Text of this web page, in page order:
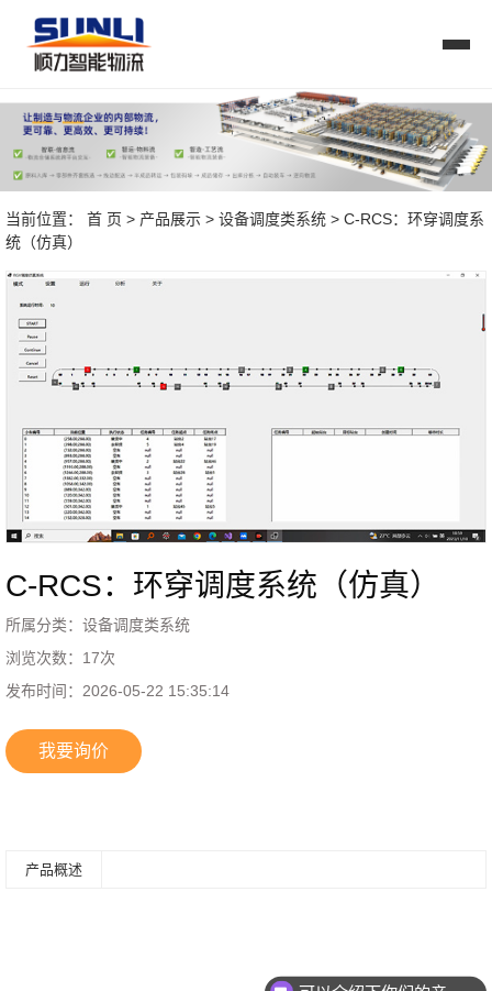
当前位置： 首 页 > 产品展示 > 设备调度类系统 > C-RCS：环穿调度系
统（仿真）
C-RCS：环穿调度系统（仿真）
所属分类： 设备调度类系统
浏览次数： 17次
发布时间： 2026-05-22 15:35:14
我要询价
产品概述